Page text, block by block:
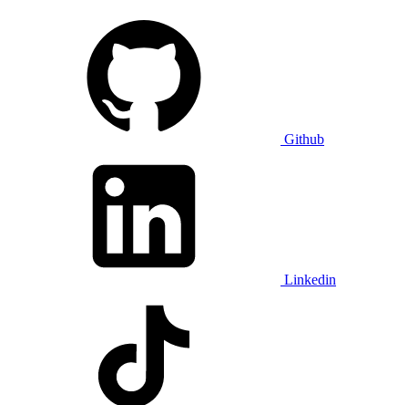
Github
Linkedin